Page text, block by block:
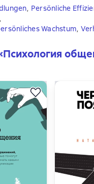
, Persönliche
Wachstum,
Психология